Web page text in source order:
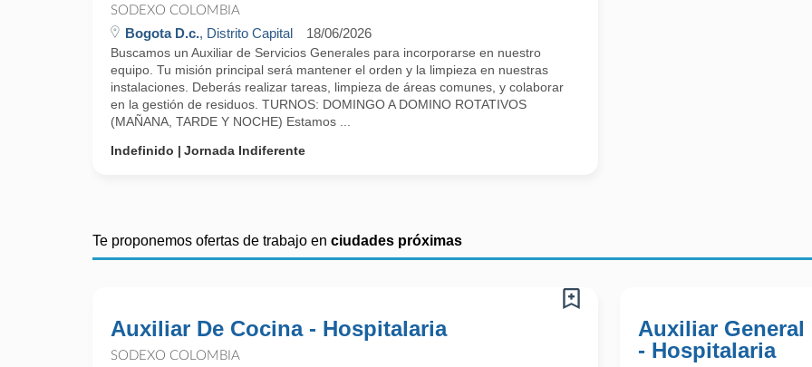
SODEXO COLOMBIA
Bogota D.c., Distrito Capital 18/06/2026
Buscamos un Auxiliar de Servicios Generales para incorporarse en nuestro
equipo. Tu misión principal será mantener el orden y la limpieza en nuestras
instalaciones. Deberás realizar tareas, limpieza de áreas comunes, y colaborar
en la gestión de residuos. TURNOS: DOMINGO A DOMINO ROTATIVOS
(MAÑANA, TARDE Y NOCHE) Estamos ...
Indefinido
Jornada Indiferente
Te proponemos ofertas de trabajo en ciudades próximas
Auxiliar De Cocina - Hospitalaria
SODEXO COLOMBIA
Auxiliar
- Hospitalaria